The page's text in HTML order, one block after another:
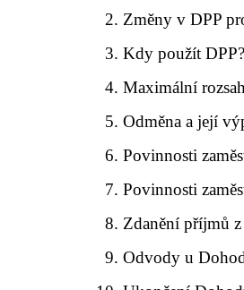
Změny v DPP
Kdy použít DPP?
Maximální
Odměna a její
Povinnosti
Povinnosti
Zdanění příjmů
Odvody u